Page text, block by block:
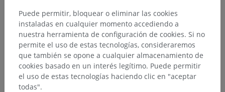
Anatomía humana 2
Cuerpo humano> Sistemas integradores>
Sistema nervioso > Sistema nervioso central>
Médula espinal >
Sustancia blanca de la médula espinal>
Funículo lateral> Fascículo lateral propio
Puede permitir, bloquear o eliminar las cookies
instaladas en cualquier momento accediendo a
nuestra herramienta de configuración de cookies. Si no
permite el uso de estas tecnologías, consideraremos
que también se opone a cualquier almacenamiento de
cookies basado en un interés legítimo. Puede permitir
el uso de estas tecnologías haciendo clic en "aceptar
todas".